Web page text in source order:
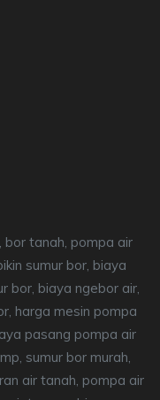
bor tanah, pompa air
sumur bor, biaya
bor, biaya ngebor air,
harga mesin pompa
pasang pompa air
sumur bor murah,
air tanah, pompa air